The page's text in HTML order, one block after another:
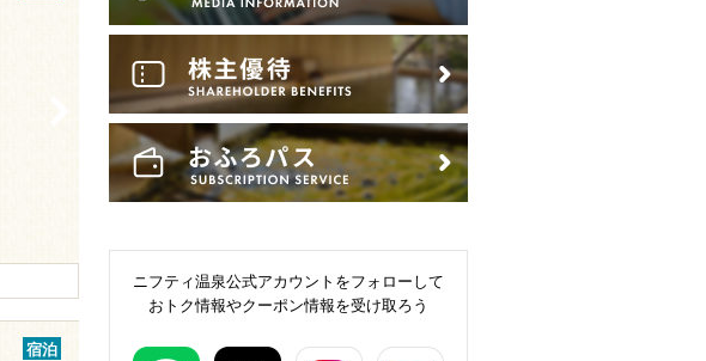
宿泊
ニフティ温泉公式アカウントをフォローして
おトク情報やクーポン情報を受け取ろう